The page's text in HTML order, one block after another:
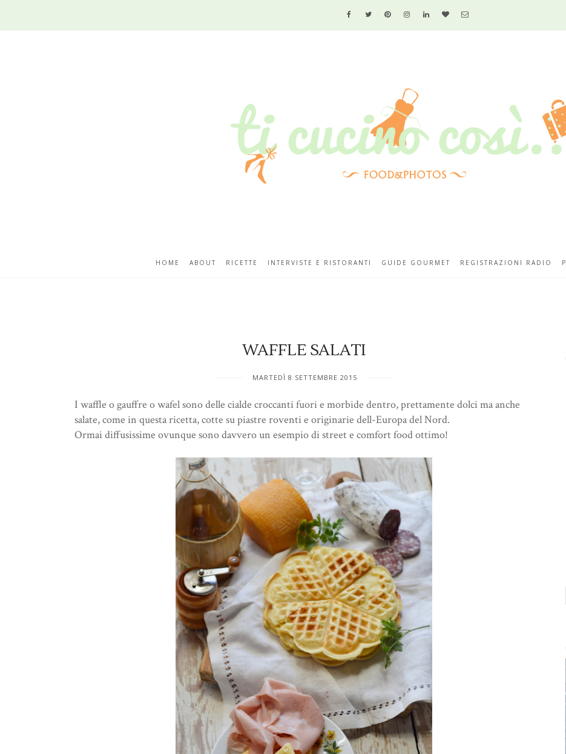
HOME ABOUT RICETTE INTERVISTE E RISTORANTI GUIDE GOURMET REGISTRAZIONI RADIO
WAFFLE SALATI
MARTEDÌ 8 SETTEMBRE 2015
I waffle o gauffre o wafel sono delle cialde croccanti fuori e morbide dentro, prettamente dolci ma anche
salate, come in questa ricetta, cotte su piastre roventi e originarie dell-Europa del Nord.
Ormai diffusissime ovunque sono davvero un esempio di street e comfort food ottimo!